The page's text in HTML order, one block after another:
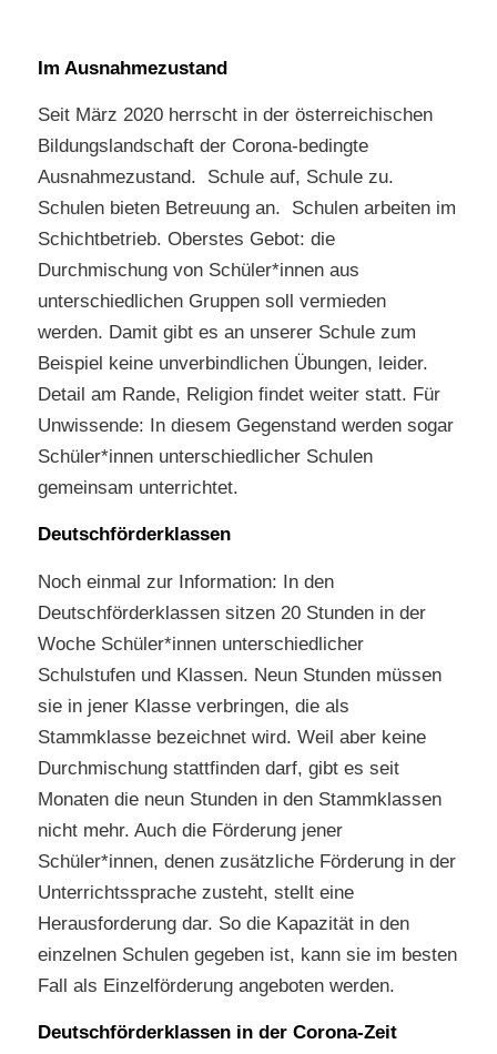
Im Ausnahmezustand
Seit März 2020 herrscht in der österreichischen
Bildungslandschaft der Corona-bedingte
Ausnahmezustand. Schule auf, Schule zu.
Schulen bieten Betreuung an. Schulen arbeiten im
Schichtbetrieb. Oberstes Gebot: die
Durchmischung von Schüler*innen aus
unterschiedlichen Gruppen soll vermieden
werden. Damit gibt es an unserer Schule zum
Beispiel keine unverbindlichen Übungen, leider.
Detail am Rande, Religion findet weiter statt. Für
Unwissende: In diesem Gegenstand werden sogar
Schüler*innen unterschiedlicher Schulen
gemeinsam unterrichtet.
Deutschförderklassen
Noch einmal zur Information: In den
Deutschförderklassen sitzen 20 Stunden in der
Woche Schüler*innen unterschiedlicher
Schulstufen und Klassen. Neun Stunden müssen
sie in jener Klasse verbringen, die als
Stammklasse bezeichnet wird. Weil aber keine
Durchmischung stattfinden darf, gibt es seit
Monaten die neun Stunden in den Stammklassen
nicht mehr. Auch die Förderung jener
Schüler*innen, denen zusätzliche Förderung in der
Unterrichtssprache zusteht, stellt eine
Herausforderung dar. So die Kapazität in den
einzelnen Schulen gegeben ist, kann sie im besten
Fall als Einzelförderung angeboten werden.
Deutschförderklassen in der Corona-Zeit